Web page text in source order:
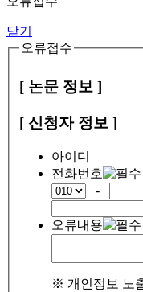
닫기
오류접수
[ 논문 정보 ]
[ 신청자 정보 ]
아이디
전화번호
-
오류내용
※ 개인정보 노